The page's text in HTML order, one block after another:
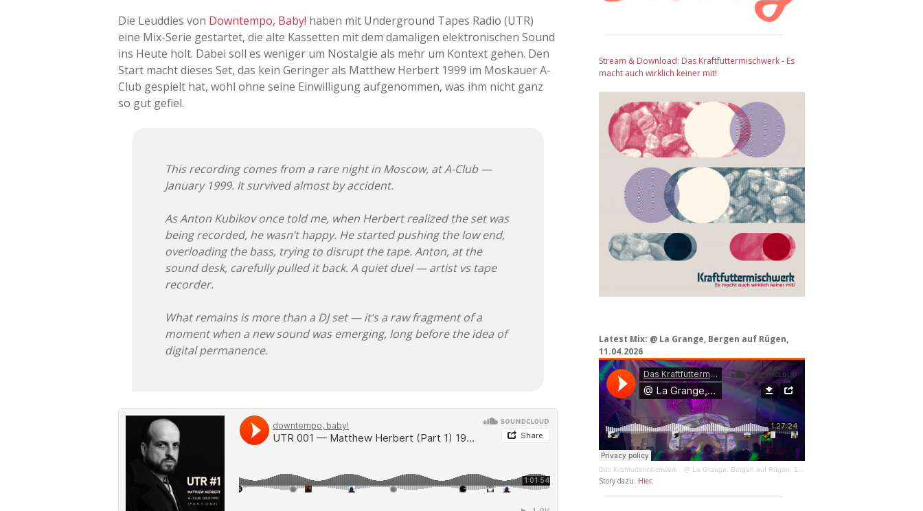
Die Leuddies von Downtempo, Baby! haben mit Underground Tapes Radio (UTR)
eine Mix-Serie gestartet, die alte Kassetten mit dem damaligen elektronischen Sound
ins Heute holt. Dabei soll es weniger um Nostalgie als mehr um Kontext gehen. Den
Start macht dieses Set, das kein Geringer als Matthew Herbert 1999 im Moskauer A-
Club gespielt hat, wohl ohne seine Einwilligung aufgenommen, was ihm nicht ganz
so gut gefiel.
This recording comes from a rare night in Moscow, at A-Club —
January 1999. It survived almost by accident.
As Anton Kubikov once told me, when Herbert realized the set was
being recorded, he wasn’t happy. He started pushing the low end,
overloading the bass, trying to disrupt the tape. Anton, at the
sound desk, carefully pulled it back. A quiet duel — artist vs tape
recorder.
What remains is more than a DJ set — it’s a raw fragment of a
moment when a new sound was emerging, long before the idea of
digital permanence.
Stream & Download: Das Kraftfuttermischwerk - Es
macht auch wirklich keiner mit!
Latest Mix: @ La Grange, Bergen auf Rügen,
11.04.2026
Das Kraftfuttermischwerk · @ La Grange, Bergen auf Rügen, 11.04.2026
Story dazu: Hier.